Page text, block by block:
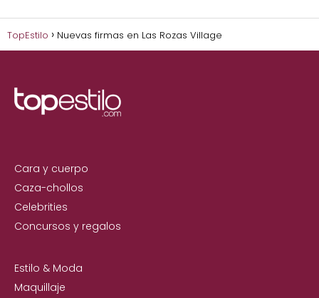
TopEstilo Nuevas firmas en Las Rozas Village
Cara y cuerpo
Caza-chollos
Celebrities
Concursos y regalos
Estilo & Moda
Maquillaje